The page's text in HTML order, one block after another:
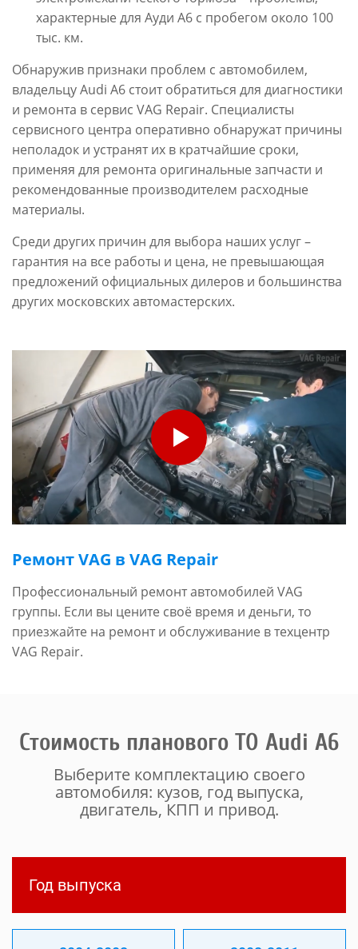
характерные для Ауди А6 с пробегом около 100
тыс. км.
Обнаружив признаки проблем с автомобилем,
владельцу Audi A6 стоит обратиться для диагностики
и ремонта в сервис VAG Repair. Специалисты
сервисного центра оперативно обнаружат причины
неполадок и устранят их в кратчайшие сроки,
применяя для ремонта оригинальные запчасти и
рекомендованные производителем расходные
материалы.
Среди других причин для выбора наших услуг –
гарантия на все работы и цена, не превышающая
предложений официальных дилеров и большинства
других московских автомастерских.
Ремонт VAG в VAG Repair
Профессиональный ремонт автомобилей VAG
группы. Если вы цените своё время и деньги, то
приезжайте на ремонт и обслуживание в техцентр
VAG Repair.
Стоимость планового ТО Audi A6
Выберите комплектацию своего
автомобиля: кузов, год выпуска,
двигатель, КПП и привод.
Год выпуска